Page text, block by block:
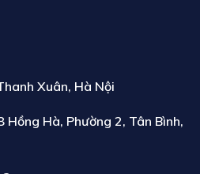
Xuân, Hà Nội
Hà, Phường 2, Tân Bình,